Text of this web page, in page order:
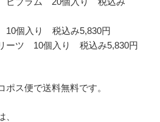
10個入り 税込み5,830円
ーツ 10個入り 税込み5,830円
ポス便で送料無料です。